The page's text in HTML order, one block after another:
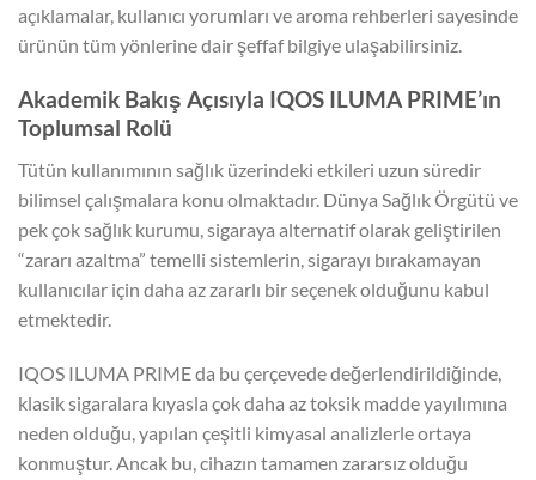
açıklamalar, kullanıcı yorumları ve aroma rehberleri sayesinde
ürünün tüm yönlerine dair şeffaf bilgiye ulaşabilirsiniz.
Akademik Bakış Açısıyla IQOS ILUMA PRIME’ın
Toplumsal Rolü
Tütün kullanımının sağlık üzerindeki etkileri uzun süredir
bilimsel çalışmalara konu olmaktadır. Dünya Sağlık Örgütü ve
pek çok sağlık kurumu, sigaraya alternatif olarak geliştirilen
“zararı azaltma” temelli sistemlerin, sigarayı bırakamayan
kullanıcılar için daha az zararlı bir seçenek olduğunu kabul
etmektedir.
IQOS ILUMA PRIME da bu çerçevede değerlendirildiğinde,
klasik sigaralara kıyasla çok daha az toksik madde yayılımına
neden olduğu, yapılan çeşitli kimyasal analizlerle ortaya
konmuştur. Ancak bu, cihazın tamamen zararsız olduğu